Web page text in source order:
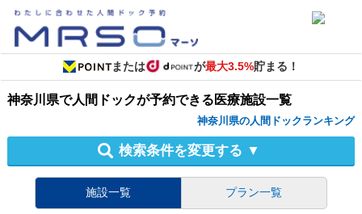
または が最大3.5%貯まる！
神奈川県で人間ドックが予約できる医療施設一覧
神奈川県の人間ドックランキング
検索条件を変更する ▼
施設一覧 プラン一覧